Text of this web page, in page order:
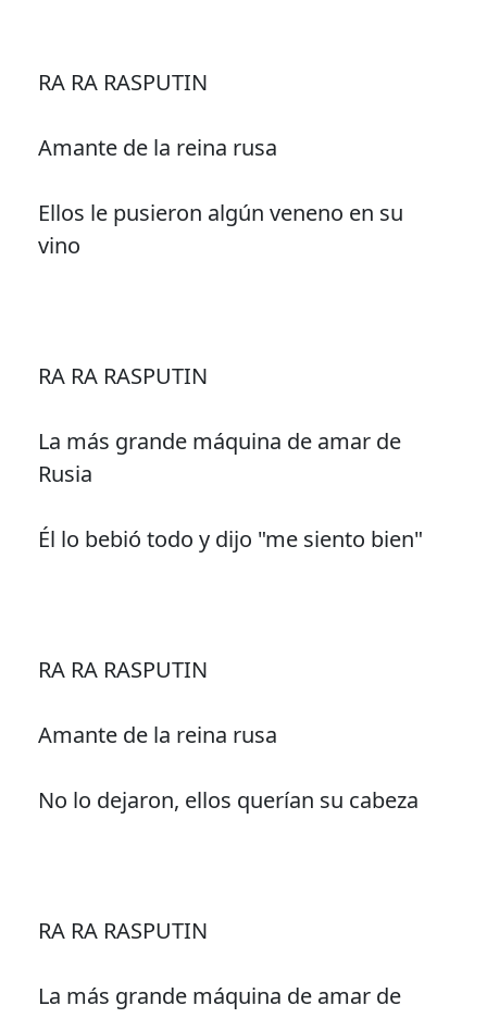
RA RA RASPUTIN
Amante de la reina rusa
Ellos le pusieron algún veneno en su
vino
RA RA RASPUTIN
La más grande máquina de amar de
Rusia
Él lo bebió todo y dijo "me siento bien"
RA RA RASPUTIN
Amante de la reina rusa
No lo dejaron, ellos querían su cabeza
RA RA RASPUTIN
La más grande máquina de amar de